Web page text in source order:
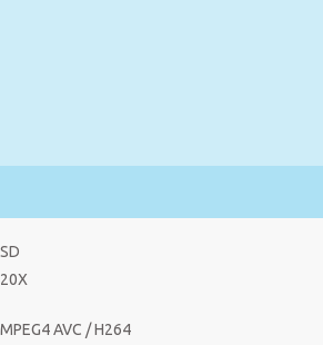
SD
20X
MPEG4 AVC / H264